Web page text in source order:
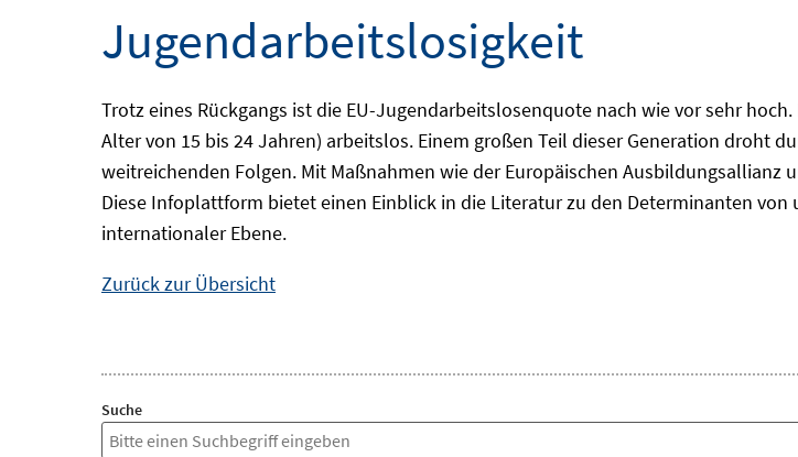
Jugendarbeitslosigkeit
Trotz eines Rückgangs ist die EU-Jugendarbeitslosenquote nach wie vor sehr
Alter von 15 bis 24 Jahren) arbeitslos. Einem großen Teil dieser Generation droht
weitreichenden Folgen. Mit Maßnahmen wie der Europäischen
Diese Infoplattform bietet einen Einblick in die Literatur zu den Determinanten
internationaler Ebene.
Zurück zur Übersicht
Suche